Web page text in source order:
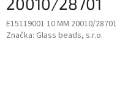
E15119001 10 MM 20010/28701
Značka: Glass beads, s.r.o.